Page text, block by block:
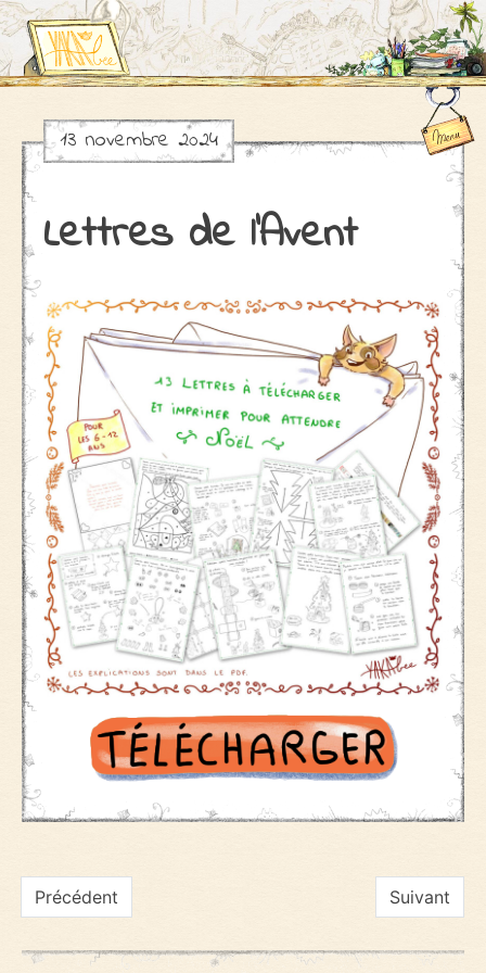
Skip
to
content
Lettres de l’Avent
13 novembre 2024
Navigation
de
Précédent Suivant